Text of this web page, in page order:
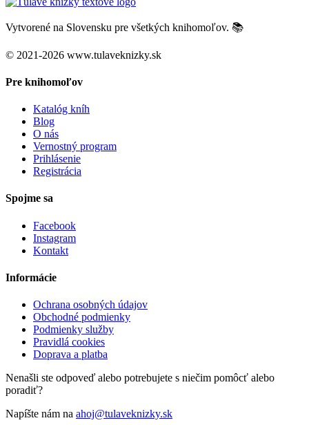
Vytvorené na Slovensku pre všetkých knihomoľov. 📚
© 2021-2026 www.tulaveknizky.sk
Pre knihomoľov
Katalóg kníh
Blog
O nás
Vernostný program
Prihlásenie
Registrácia
Spojme sa
Facebook
Instagram
Kontakt
Informácie
Ochrana osobných údajov
Obchodné podmienky
Podmienky služby
Pravidlá cookies
Doprava a platba
Nenašli ste odpoveď alebo potrebujete s niečim pomôcť alebo
poradiť?
Napíšte nám na ahoj@tulaveknizky.sk